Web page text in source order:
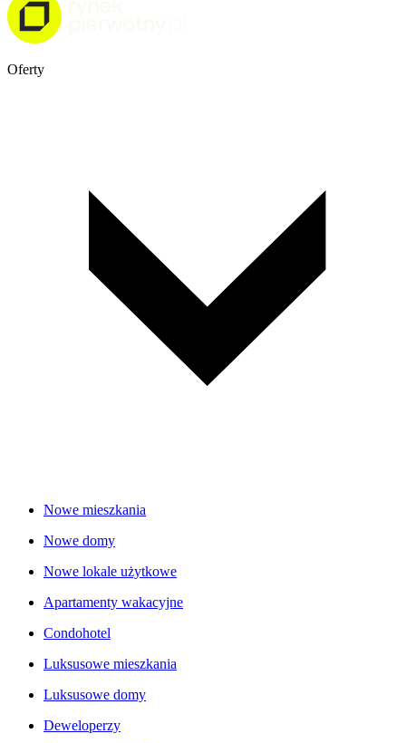
Oferty
Nowe mieszkania
Nowe domy
Nowe lokale użytkowe
Apartamenty wakacyjne
Condohotel
Luksusowe mieszkania
Luksusowe domy
Deweloperzy